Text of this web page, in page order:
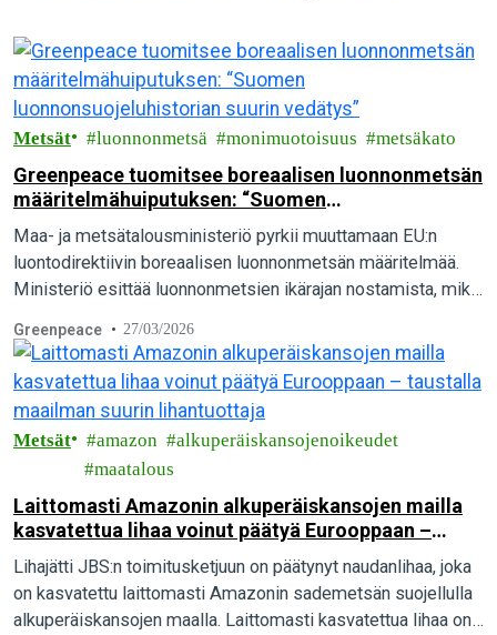
Metsät luonnonmetsä monimuotoisuus metsäkato
Greenpeace tuomitsee boreaalisen luonnonmetsän
määritelmähuiputuksen: “Suomen
luonnonsuojeluhistorian suurin vedätys”
Maa- ja metsätalousministeriö pyrkii muuttamaan EU:n
luontodirektiivin boreaalisen luonnonmetsän määritelmää.
Ministeriö esittää luonnonmetsien ikärajan nostamista, mikä
ulkopuolelle.
Greenpeace 27/03/2026
Metsät amazon
alkuperäiskansojenoikeudet
maatalous
Laittomasti Amazonin alkuperäiskansojen mailla
kasvatettua lihaa voinut päätyä Eurooppaan –
taustalla maailman suurin lihantuottaja
Lihajätti JBS:n toimitusketjuun on päätynyt naudanlihaa, joka
on kasvatettu laittomasti Amazonin sademetsän suojellulla
alkuperäiskansojen maalla. Laittomasti kasvatettua lihaa on